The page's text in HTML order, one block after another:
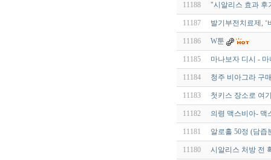
11188 "시알리스 효과
11187 발기부전치료제, ‘
11186 W툰
11185 마나보자 디시 -
11184 청주 비아그라 구
11183 첫키스 장소로 여
11182 의령 맥스비아-
11181 알로홀 50정 (담
11180 시알리스 처방 전